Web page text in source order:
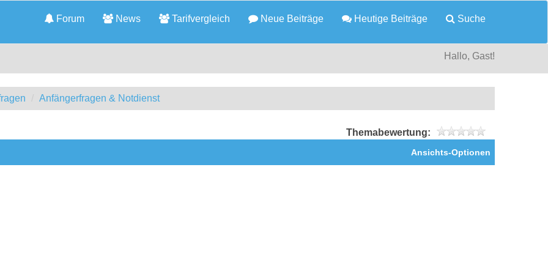
Forum News Tarifvergleich Neue Beiträge Heutige Beiträge Suche
Hallo, Gast!
Anfängerfragen & Notdienst
Themabewertung:
Ansichts-Optionen